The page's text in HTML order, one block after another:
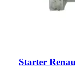
Starter